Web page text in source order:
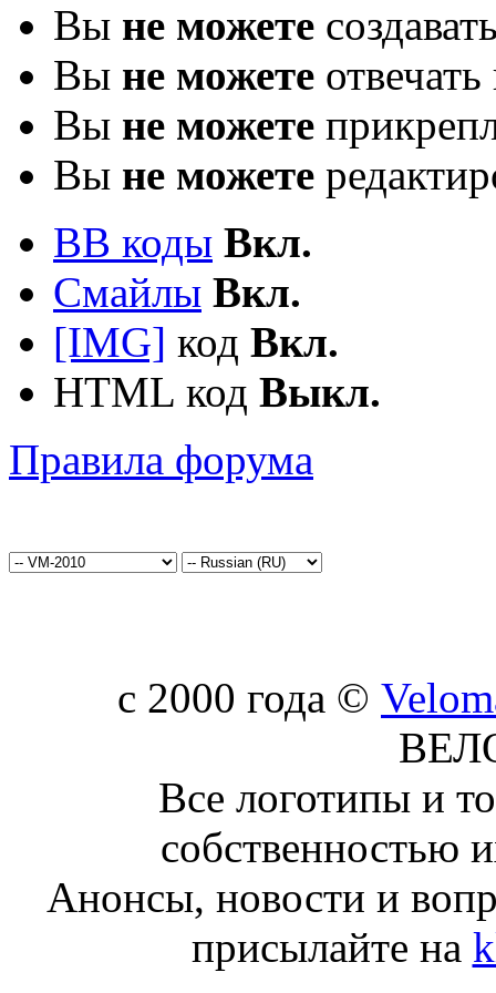
Вы не можете
Вы не можете
Вы не можете
Вы не можете
BB коды Вкл.
Смайлы Вкл.
[IMG] код Вкл.
HTML код Выкл.
Правила форума
c 2000 года ©
Все логотипы и
собственностью
Анонсы, новости и
присылайте на